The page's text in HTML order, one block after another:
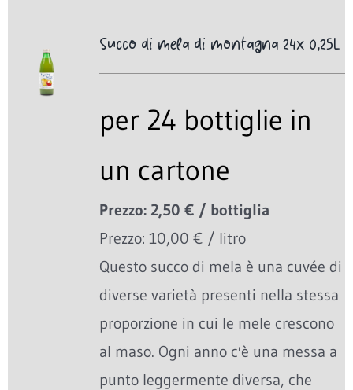
Succo di mela di montagna 24x 0,25L
per 24 bottiglie in
un cartone
Prezzo: 2,50 € / bottiglia
Prezzo: 10,00 € / litro
Questo succo di mela è una cuvée di
diverse varietà presenti nella stessa
proporzione in cui le mele crescono
al maso. Ogni anno c'è una messa a
punto leggermente diversa, che